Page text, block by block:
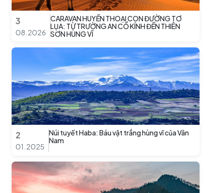
3
08.2026
CARAVAN HUYỀN THOẠI CON ĐƯỜNG TƠ
LỤA: TỪ TRƯỜNG AN CỔ KÍNH ĐẾN THIÊN
SƠN HÙNG VĨ
2
01.2025
Núi tuyết Haba: Báu vật trắng hùng vĩ của Vân
Nam